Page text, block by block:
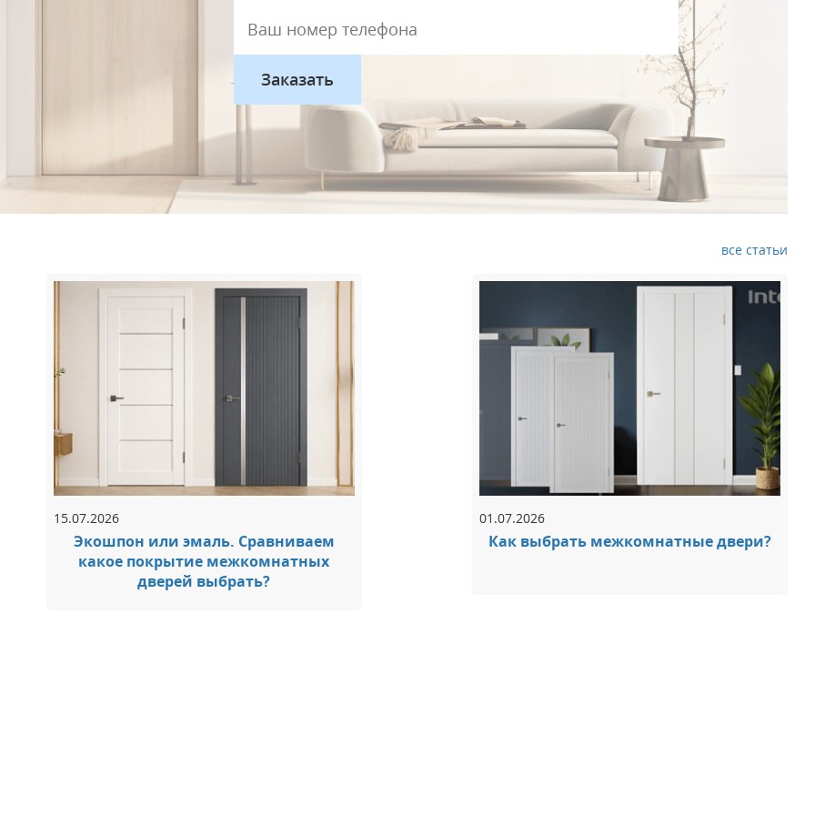
все статьи
15.07.2026
Экошпон или эмаль. Сравниваем
какое покрытие межкомнатных
дверей выбрать?
01.07.2026
Как выбрать межкомнатные двери?